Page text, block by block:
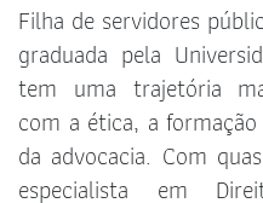
Filha de servidores
graduada pela
tem uma trajetória
com a ética, a
da advocacia. Com
especialista em